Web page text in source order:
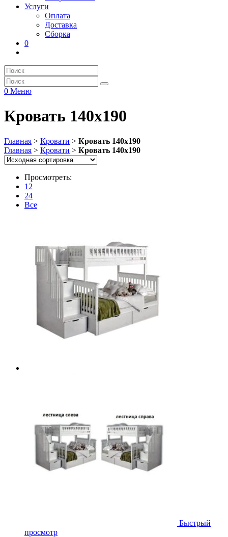
Услуги
Оплата
Доставка
Сборка
0
0 Меню
Кровать 140х190
Главная > Кровати > Кровать 140х190
Главная > Кровати > Кровать 140х190
Просмотреть:
12
24
Все
Быстрый
просмотр